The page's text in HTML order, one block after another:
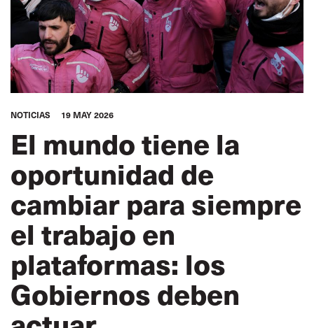
NOTICIAS 19 MAY 2026
El mundo tiene la
oportunidad de
cambiar para siempre
el trabajo en
plataformas: los
Gobiernos deben